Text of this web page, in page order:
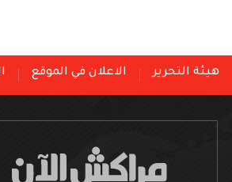
هيئة التحرير الاعلان في الموقع